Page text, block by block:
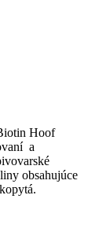
Hoof
a
obsahujúce